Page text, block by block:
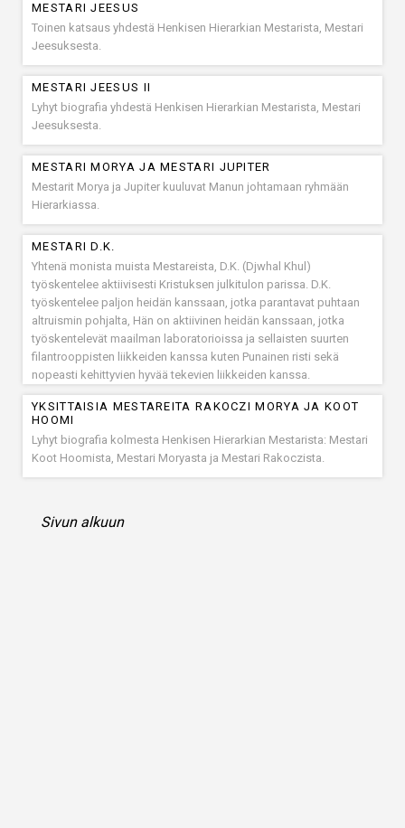
MESTARI JEESUS
Toinen katsaus yhdestä Henkisen Hierarkian Mestarista, Mestari
Jeesuksesta.
MESTARI JEESUS II
Lyhyt biografia yhdestä Henkisen Hierarkian Mestarista, Mestari
Jeesuksesta.
MESTARI MORYA JA MESTARI JUPITER
Mestarit Morya ja Jupiter kuuluvat Manun johtamaan ryhmään
Hierarkiassa.
MESTARI D.K.
Yhtenä monista muista Mestareista, D.K. (Djwhal Khul)
työskentelee aktiivisesti Kristuksen julkitulon parissa. D.K.
työskentelee paljon heidän kanssaan, jotka parantavat puhtaan
altruismin pohjalta, Hän on aktiivinen heidän kanssaan, jotka
työskentelevät maailman laboratorioissa ja sellaisten suurten
filantrooppisten liikkeiden kanssa kuten Punainen risti sekä
nopeasti kehittyvien hyvää tekevien liikkeiden kanssa.
YKSITTAISIA MESTAREITA RAKOCZI MORYA JA KOOT
HOOMI
Lyhyt biografia kolmesta Henkisen Hierarkian Mestarista: Mestari
Koot Hoomista, Mestari Moryasta ja Mestari Rakoczista.
Sivun alkuun